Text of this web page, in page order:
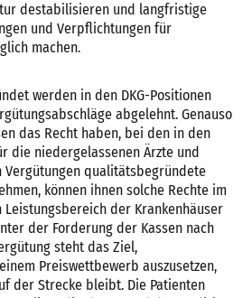
destabilisieren und langfristige
und Verpflichtungen für
machen.
werden in den DKG-Positionen
abgelehnt. Genauso
das Recht haben, bei den in den
die niedergelassenen Ärzte und
Vergütungen qualitätsbegründete
können ihnen solche Rechte im
der Krankenhäuser
der Forderung der Kassen nach
steht das Ziel,
Preiswettbewerb auszusetzen,
der Strecke bleibt. Die Patienten